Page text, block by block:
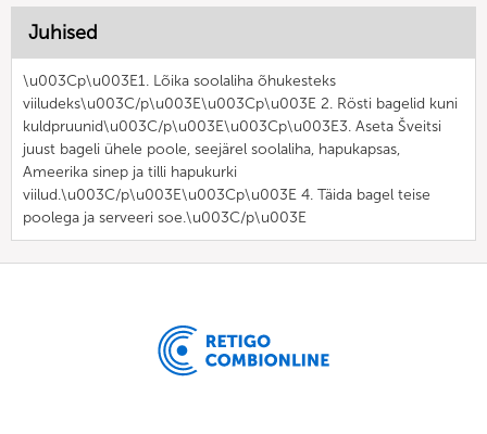
Juhised
\u003Cp\u003E1. Lõika soolaliha õhukesteks
viiludeks\u003C/p\u003E\u003Cp\u003E 2. Rösti bagelid kuni
kuldpruunid\u003C/p\u003E\u003Cp\u003E3. Aseta Šveitsi
juust bageli ühele poole, seejärel soolaliha, hapukapsas,
Ameerika sinep ja tilli hapukurki
viilud.\u003C/p\u003E\u003Cp\u003E 4. Täida bagel teise
poolega ja serveeri soe.\u003C/p\u003E